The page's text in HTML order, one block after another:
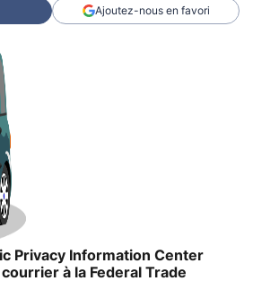
Ajoutez-nous en favori
Privacy Information Center
à la Federal Trade